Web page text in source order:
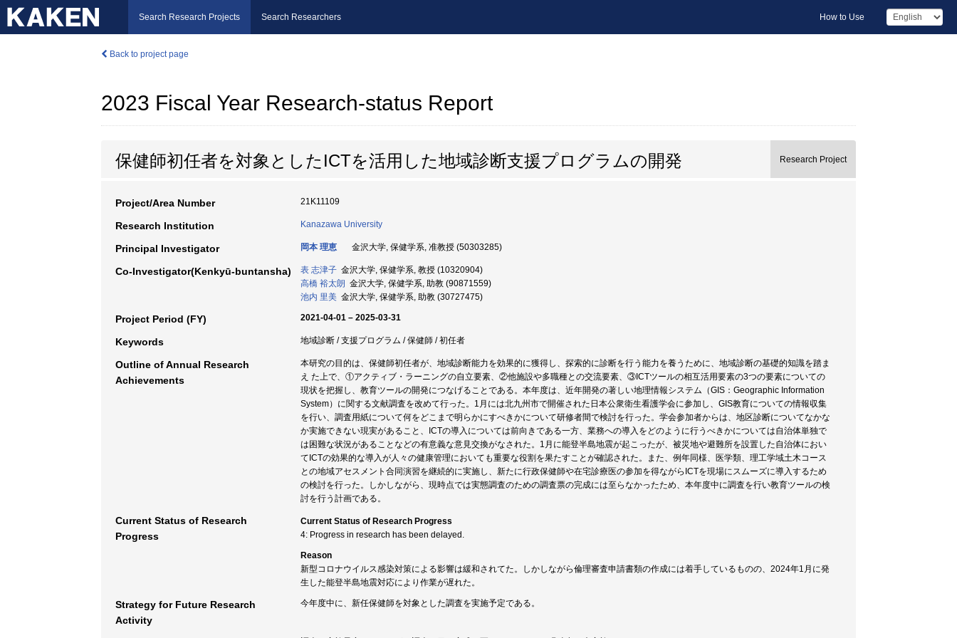
Search Research Projects Search Researchers How to Use
Back to project page
2023 Fiscal Year Research-status Report
保健師初任者を対象としたICTを活用した地域診断支援プログラムの開発 Research Project
Project/Area Number 21K11109
Research Institution Kanazawa University
Principal Investigator 岡本 理恵 金沢大学, 保健学系, 准教授 (50303285)
Co-Investigator(Kenkyū-buntansha) 表 志津子 金沢大学, 保健学系, 教授 (10320904)
高橋 裕太朗 金沢大学, 保健学系, 助教 (90871559)
池内 里美 金沢大学, 保健学系, 助教 (30727475)
Project Period (FY) 2021-04-01 – 2025-03-31
Keywords 地域診断 / 支援プログラム / 保健師 / 初任者
Outline of Annual Research
Achievements
本研究の目的は、保健師初任者が、地域診断能力を効果的に獲得し、探索的に診断を行う能力を養うために、地域診断の基礎的知識を踏ま
え た上で、①アクティブ・ラーニングの自立要素、②他施設や多職種との交流要素、③ICTツールの相互活用要素の3つの要素についての
現状を把握し、教育ツールの開発につなげることである。本年度は、近年開発の著しい地理情報システム（GIS：Geographic Information
System）に関する文献調査を改めて行った。1月には北九州市で開催された日本公衆衛生看護学会に参加し、GIS教育についての情報収集
を行い、調査用紙について何をどこまで明らかにすべきかについて研修者間で検討を行った。学会参加者からは、地区診断についてなかな
か実施できない現実があること、ICTの導入については前向きである一方、業務への導入をどのように行うべきかについては自治体単独で
は困難な状況があることなどの有意義な意見交換がなされた。1月に能登半島地震が起こったが、被災地や避難所を設置した自治体におい
てICTの効果的な導入が人々の健康管理においても重要な役割を果たすことが確認された。また、例年同様、医学類、理工学域土木コース
との地域アセスメント合同演習を継続的に実施し、新たに行政保健師や在宅診療医の参加を得ながらICTを現場にスムーズに導入するため
の検討を行った。しかしながら、現時点では実態調査のための調査票の完成には至らなかったため、本年度中に調査を行い教育ツールの検
討を行う計画である。
Current Status of Research
Progress
Current Status of Research Progress
4: Progress in research has been delayed.
Reason
新型コロナウイルス感染対策による影響は緩和されてた。しかしながら倫理審査申請書類の作成には着手しているものの、2024年1月に発
生した能登半島地震対応により作業が遅れた。
Strategy for Future Research
Activity
今年度中に、新任保健師を対象とした調査を実施予定である。